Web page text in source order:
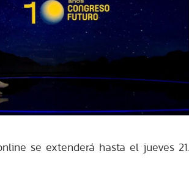
se extenderá hasta el jueves 21.